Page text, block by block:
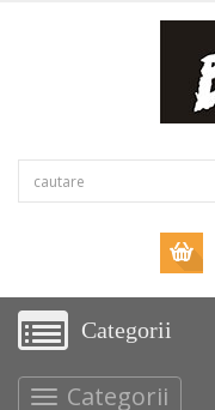
Categorii
Categorii